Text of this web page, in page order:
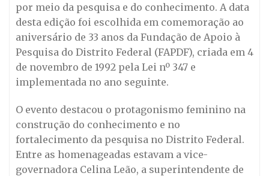
por meio da pesquisa e do conhecimento. A data
desta edição foi escolhida em comemoração ao
aniversário de 33 anos da Fundação de Apoio à
Pesquisa do Distrito Federal (FAPDF), criada em 4
de novembro de 1992 pela Lei nº 347 e
implementada no ano seguinte.
O evento destacou o protagonismo feminino na
construção do conhecimento e no
fortalecimento da pesquisa no Distrito Federal.
Entre as homenageadas estavam a vice-
governadora Celina Leão, a superintendente de